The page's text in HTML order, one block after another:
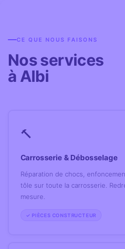
CE QUE NOUS FAISONS
Nos services
à Albi
🔨
Carrosserie & Débosselage
Réparation de chocs,
tôle sur toute la carrosserie.
mesure.
✓ PIÈCES CONSTRUCTEUR